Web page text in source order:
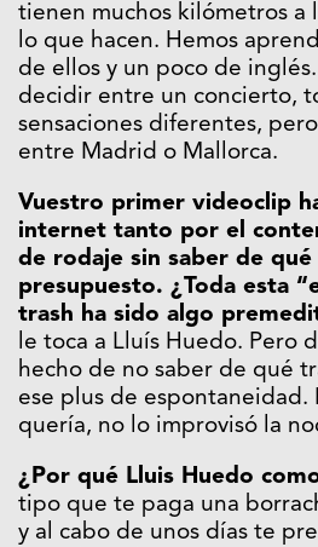
tienen muchos kilómetros a
lo que hacen. Hemos
de ellos y un poco de
decidir entre un concierto,
sensaciones diferentes,
entre Madrid o Mallorca.
Vuestro primer videoclip
internet tanto por el
de rodaje sin saber de
presupuesto. ¿Toda esta
trash ha sido algo
le toca a Lluís Huedo. Pero
hecho de no saber de qué
ese plus de espontaneidad.
quería, no lo improvisó la
¿Por qué Lluis Huedo
tipo que te paga una
y al cabo de unos días te